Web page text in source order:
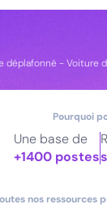
déplafonné -
Pourquoi
Une base de
+1400 postes
nos ressources